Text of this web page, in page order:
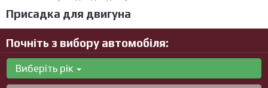
Присадка для двигуна
Почніть з вибору автомобіля:
Виберіть рік